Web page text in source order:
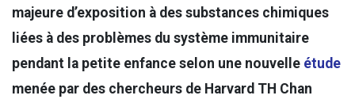
majeure d’exposition à des substances chimiques
liées à des problèmes du système immunitaire
pendant la petite enfance selon une nouvelle étude
menée par des chercheurs de Harvard TH Chan